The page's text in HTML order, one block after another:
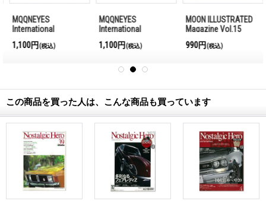
MQQNEYES
International
2016-2017
1,100円(税込)
MQQNEYES
International
2016
1,100円(税込)
MOON ILLUSTRATED
Magazine Vol.15
990円(税込)
この商品を買った人は、こんな商品も買っています